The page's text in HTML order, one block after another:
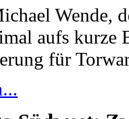
Wende,
aufs kurze
für